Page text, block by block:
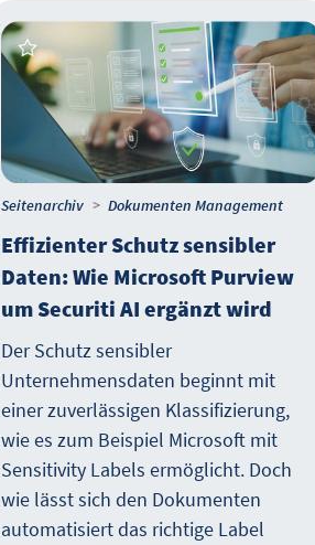
Seitenarchiv Dokumenten Management
Effizienter Schutz sensibler
Daten: Wie Microsoft Purview
um Securiti AI ergänzt wird
Der Schutz sensibler
Unternehmensdaten beginnt mit
einer zuverlässigen Klassifizierung,
wie es zum Beispiel Microsoft mit
Sensitivity Labels ermöglicht. Doch
wie lässt sich den Dokumenten
automatisiert das richtige Label